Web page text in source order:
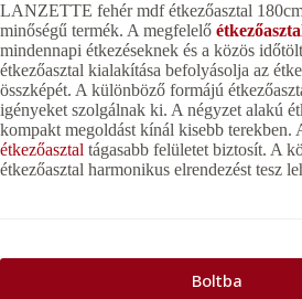
LANZETTE fehér mdf étkezőasztal
minőségű termék. A megfelelő
mindennapi étkezéseknek és a közös
étkezőasztal kialakítása befolyásolja az
összképét. A különböző formájú
igényeket szolgálnak ki. A négyzet alakú
kompakt megoldást kínál kisebb terekben.
étkezőasztal tágasabb felületet biztosít. A
étkezőasztal harmonikus elrendezést tesz
Boltba